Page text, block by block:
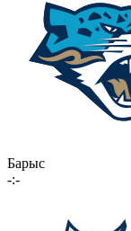
Барыс
-:-